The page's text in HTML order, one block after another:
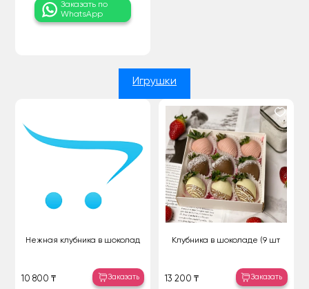
Заказать по
WhatsApp
Игрушки
Нежная клубника в шоколад
10 800 ₸ Заказать
Клубника в шоколаде (9 шт
13 200 ₸ Заказать